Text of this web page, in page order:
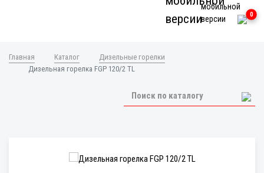
0
Главная Каталог
Дизельные горелки
Дизельная горелка FGP 120/2 TL